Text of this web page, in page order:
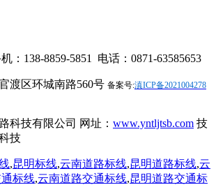
：138-8859-5851 电话：0871-63585653
渡区环城南路560号 备案号:滇ICP备2021004278
科技有限公司 网址： www.yntljtsb.com 技
技
,昆明标线,云南道路标线,昆明道路标线,云
标线,云南道路交通标线,昆明道路交通标